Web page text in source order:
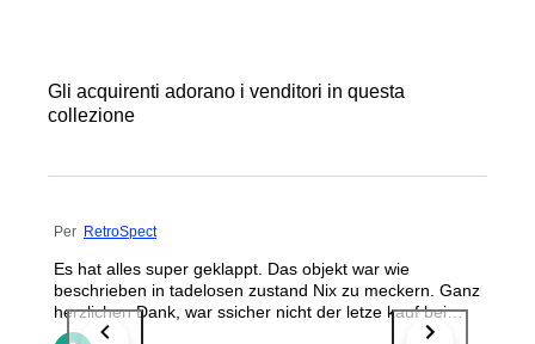
Gli acquirenti adorano i venditori in questa
collezione
Per RetroSpect
Es hat alles super geklappt. Das objekt war wie
beschrieben in tadelosen zustand Nix zu meckern. Ganz
herzlichen Dank, war ssicher nicht der letze kauf bei
euch